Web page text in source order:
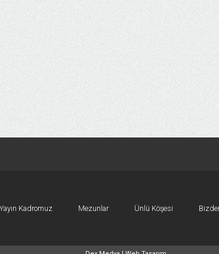
Yayın Kadromuz Mezunlar Ünlü Köşesi